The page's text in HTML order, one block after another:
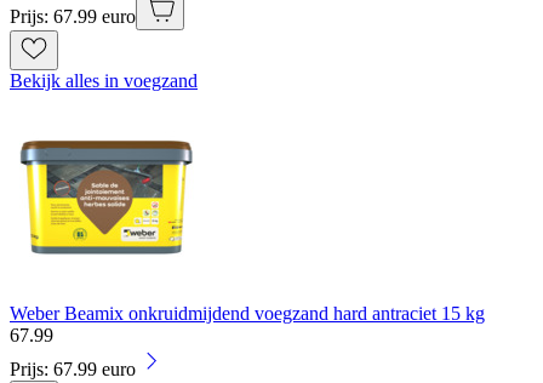
Prijs: 67.99 euro
Bekijk alles in voegzand
Weber Beamix onkruidmijdend voegzand hard antraciet 15 kg
67.99
Prijs: 67.99 euro